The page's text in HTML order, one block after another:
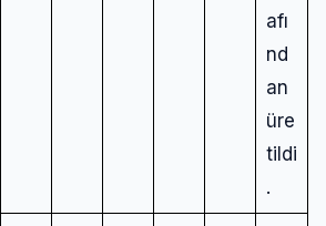
afı
nd
an
üre
tildi
.